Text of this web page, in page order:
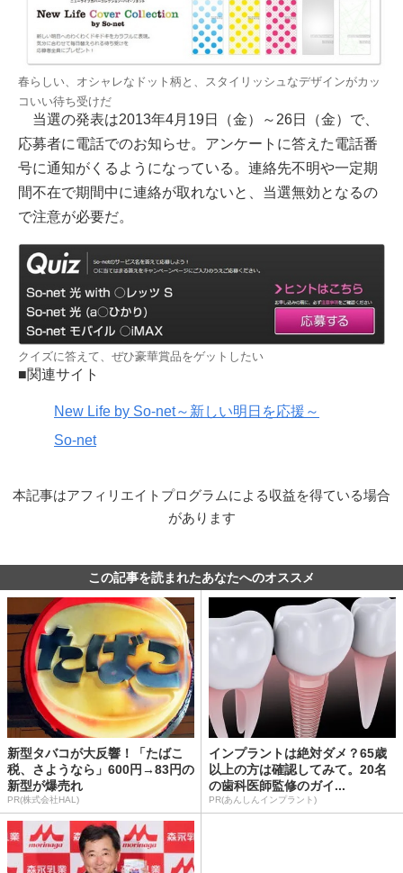
春らしい、オシャレなドット柄と、スタイリッシュなデザインがカッ
コいい待ち受けだ
当選の発表は2013年4月19日（金）～26日（金）で、
応募者に電話でのお知らせ。アンケートに答えた電話番
号に通知がくるようになっている。連絡先不明や一定期
間不在で期間中に連絡が取れないと、当選無効となるの
で注意が必要だ。
クイズに答えて、ぜひ豪華賞品をゲットしたい
■関連サイト
New Life by So-net～新しい明日を応援～
So-net
本記事はアフィリエイトプログラムによる収益を得ている場合
があります
この記事を読まれたあなたへのオススメ
新型タバコが大反響！「たばこ
税、さようなら」600円→83円の
新型が爆売れ
PR(株式会社HAL)
インプラントは絶対ダメ？65歳
以上の方は確認してみて。20名
の歯科医師監修のガイ...
PR(あんしんインプラント)